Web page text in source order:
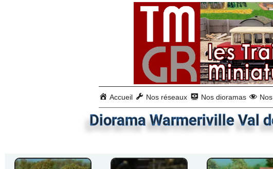
Accueil Nos réseaux Nos dioramas
Diorama Warmeriville Val